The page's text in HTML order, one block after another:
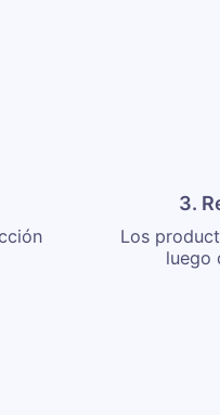
3.
Los
luego